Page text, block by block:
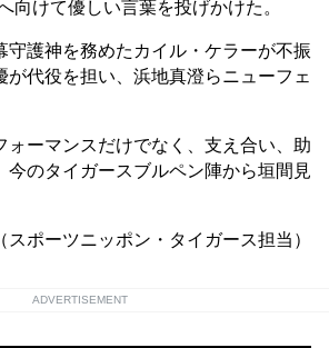
向けて優しい言葉を投げかけた。
護神を務めたカイル・ケラーが不振
が代役を担い、浜地真澄らニューフェ
ーマンスだけでなく、支え合い、助
今のタイガースブルペン陣から垣間見
ポーツニッポン・タイガース担当）
ADVERTISEMENT